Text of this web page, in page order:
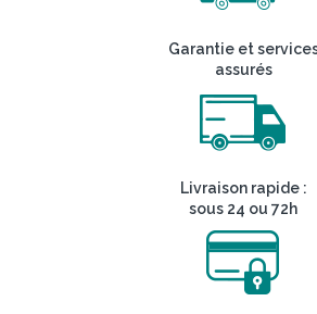
Garantie et
assurés
Livraison rapide :
sous 24 ou 72h